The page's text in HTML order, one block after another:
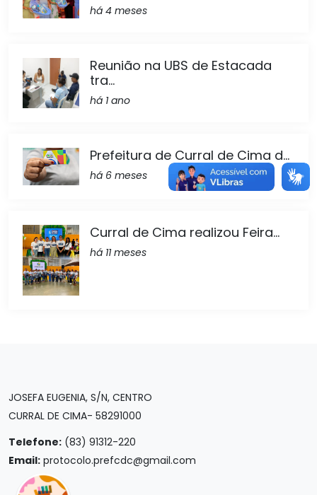
há 4 meses
Reunião na UBS de Estacada
tra...
há 1 ano
Prefeitura de Curral de Cima d...
há 6 meses
Curral de Cima realizou Feira...
há 11 meses
JOSEFA EUGENIA, S/N, CENTRO
CURRAL DE CIMA- 58291000
Telefone: (83) 91312-220
Email: protocolo.prefcdc@gmail.com